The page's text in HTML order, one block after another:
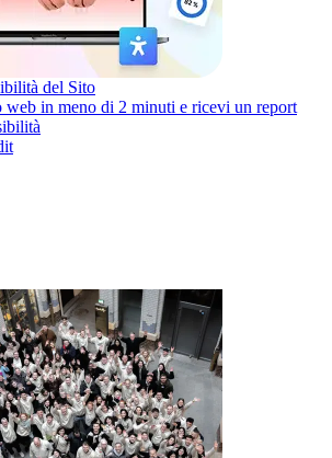
del Sito
web in meno di 2 minuti e ricevi un report